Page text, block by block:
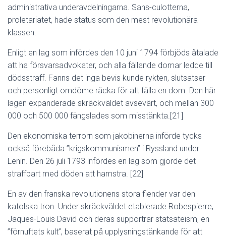
administrativa underavdelningarna. Sans-culotterna,
proletariatet, hade status som den mest revolutionära
klassen.
Enligt en lag som infördes den 10 juni 1794 förbjöds åtalade
att ha försvarsadvokater, och alla fällande domar ledde till
dödsstraff. Fanns det inga bevis kunde rykten, slutsatser
och personligt omdöme räcka för att fälla en dom. Den här
lagen expanderade skräckväldet avsevärt, och mellan 300
000 och 500 000 fängslades som misstänkta.[21]
Den ekonomiska terrorn som jakobinerna införde tycks
också förebåda ”krigskommunismen” i Ryssland under
Lenin. Den 26 juli 1793 infördes en lag som gjorde det
straffbart med döden att hamstra. [22]
En av den franska revolutionens stora fiender var den
katolska tron. Under skräckväldet etablerade Robespierre,
Jaques-Louis David och deras supportrar statsateism, en
”förnuftets kult”, baserat på upplysningstänkande för att